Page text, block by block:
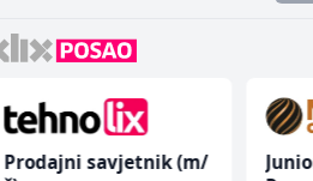
Prodajni savjetnik (m/